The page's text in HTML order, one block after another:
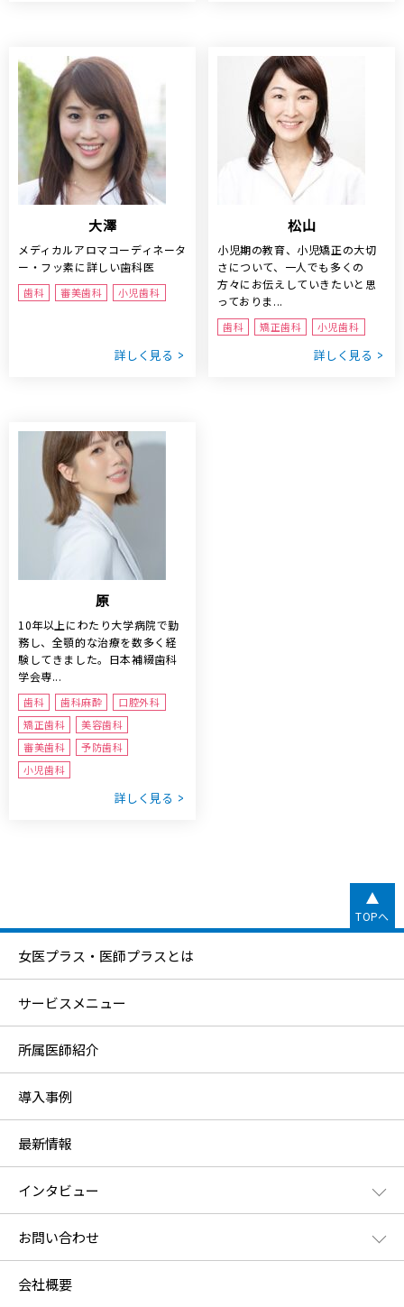
大澤
メディカルアロマコーディネータ
ー・フッ素に詳しい歯科医
歯科 審美歯科 小児歯科
詳しく見る
松山
小児期の教育、小児矯正の大切
さについて、一人でも多くの
方々にお伝えしていきたいと思
っておりま...
歯科 矯正歯科 小児歯科
詳しく見る
原
10年以上にわたり大学病院で勤
務し、全顎的な治療を数多く経
験してきました。日本補綴歯科
学会専...
歯科 歯科麻酔
口腔外科
矯正歯科
美容歯科
審美歯科
予防歯科
小児歯科
詳しく見る
TOPへ
女医プラス・医師プラスとは
サービスメニュー
所属医師紹介
導入事例
最新情報
インタビュー
お問い合わせ
会社概要